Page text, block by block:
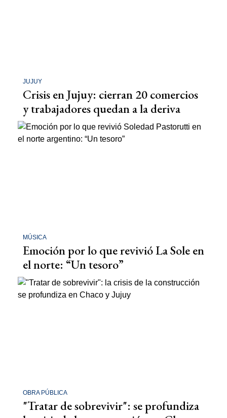
JUJUY
Crisis en Jujuy: cierran 20 comercios
y trabajadores quedan a la deriva
MÚSICA
Emoción por lo que revivió La Sole en
el norte: “Un tesoro”
OBRA PÚBLICA
"Tratar de sobrevivir": se profundiza